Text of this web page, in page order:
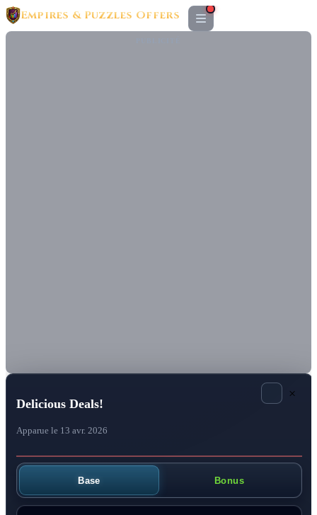
Empires & Puzzles Offers
Delicious Deals!
Apparue le 13 avr. 2026
×
Base Bonus